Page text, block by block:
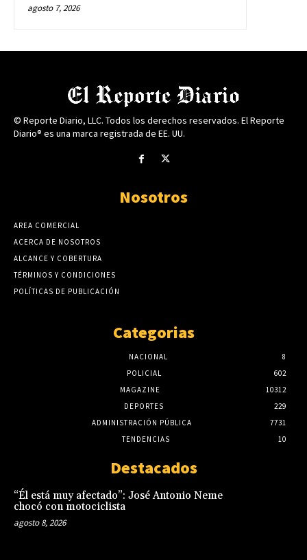
agosto 7, 2026
© Reporte Diario, LLC. Todos los derechos reservados. El Reporte
Diario® es una marca registrada de EE. UU.
Nosotros
AREA COMERCIAL
ACERCA DE NOSOTROS
ALCANCE Y COBERTURA
TÉRMINOS Y CONDICIONES
POLÍTICAS DE PUBLICACIÓN
Categorias
NACIONAL
8
POLICIAL
602
MAGAZINE
10312
DEPORTES
229
ADMINISTRACIÓN PÚBLICA
7731
TENDENCIAS
10
Destacados
“Él está muy afectado”: José Antonio Neme
chocó con motociclista
agosto 8, 2026